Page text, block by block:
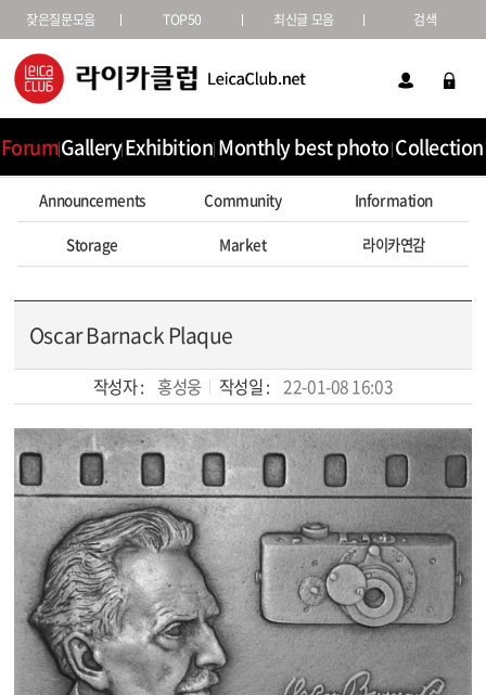
잦은질문모음 TOP50 최신글 모음 검색
ForumGalleryExhibition Monthly best photo Collection
Announcements Community Information
Storage Market 라이카연감
Oscar Barnack Plaque
작성자 : 홍성웅 작성일 : 22-01-08 16:03
본문